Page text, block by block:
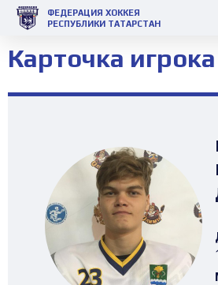
ФЕДЕРАЦИЯ ХОККЕЯ
РЕСПУБЛИКИ ТАТАРСТАН
Карточка